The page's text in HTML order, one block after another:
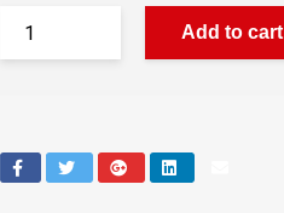
Add to cart